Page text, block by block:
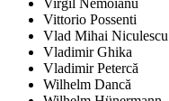
Virgil Nemoianu
Vittorio Possenti
Vlad Mihai Niculescu
Vladimir Ghika
Vladimir Petercă
Wilhelm Dancă